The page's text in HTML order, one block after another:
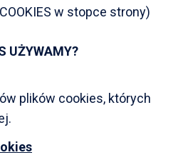
w stopce strony)
UŻYWAMY?
plików cookies, których